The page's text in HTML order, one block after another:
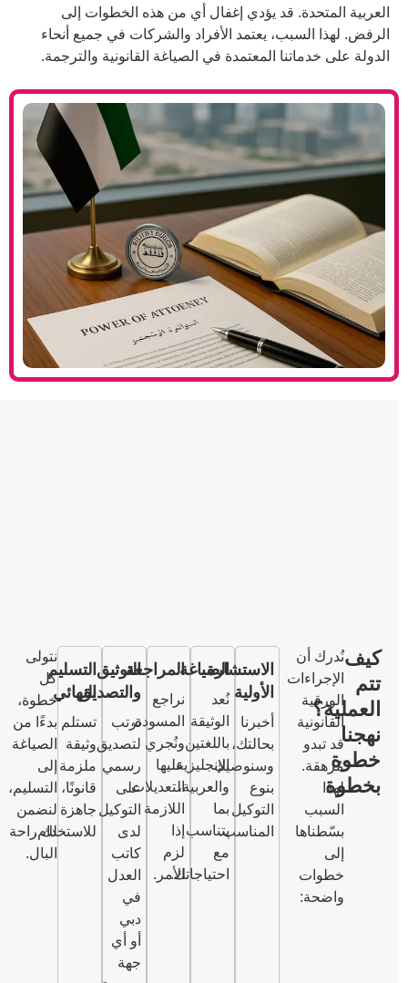
قد يؤدي إغفال أي من هذه الخطوات إلى
يعتمد الأفراد والشركات في جميع أنحاء
المعتمدة في الصياغة القانونية والترجمة.
الاستشارة
الأولية
أخبرنا
بحالتك،
وسنوصيك
بنوع
التوكيل
المناسب.
الصياغة
نُعد
الوثيقة
باللغتين
الإنجليزية
والعربية،
بما
يتناسب
مع
احتياجاتك.
المراجعة
نراجع
المسودة،
ونُجري
عليها
التعديلات
اللازمة
التوثيق
والتصديق
نرتب
لتصديق
رسمي
على
التوكيل
لدى
كاتب
العدل
التسليم
النهائي
تستلم
وثيقة
ملزمة
قانونًا،
جاهزة
للاستخدام.
كل
خطوة،
بدءًا من
الصياغة
إلى
التسليم،
لنضمن
لك راحة
البال.